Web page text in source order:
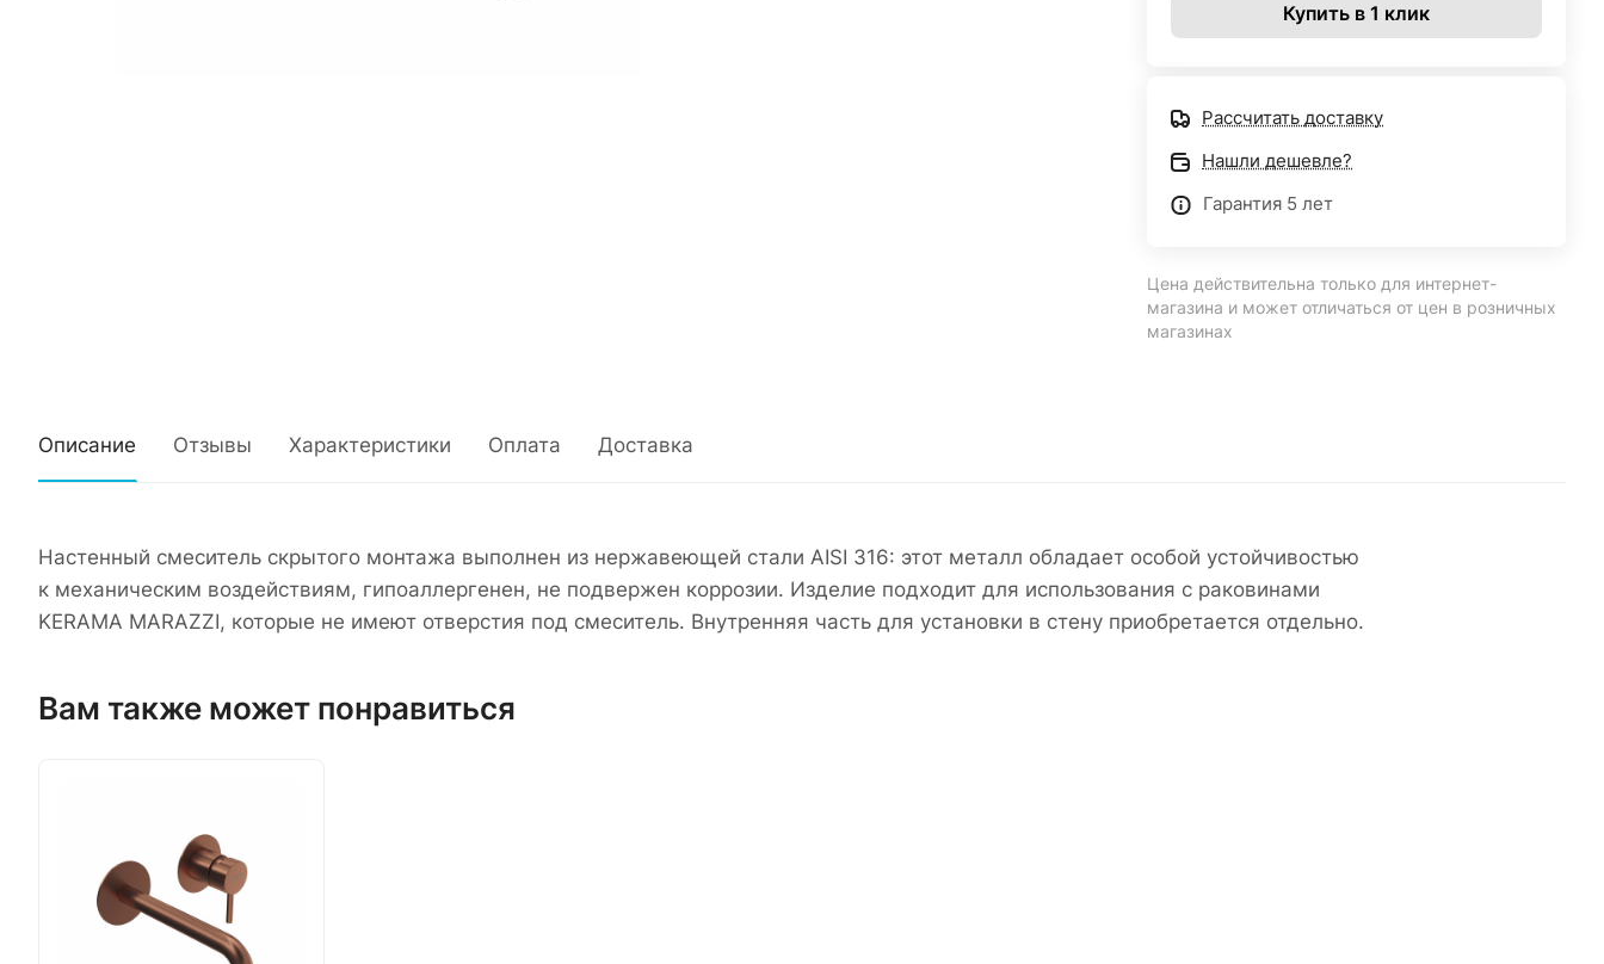
Купить в 1 клик
Рассчитать доставку
Нашли дешевле?
Гарантия 5 лет
Цена действительна только для интернет-
магазина и может отличаться от цен в розничных
магазинах
Описание Отзывы Характеристики Оплата Доставка
Настенный смеситель скрытого монтажа выполнен из нержавеющей стали AISI 316: этот металл обладает особой устойчивостью
к механическим воздействиям, гипоаллергенен, не подвержен коррозии. Изделие подходит для использования с раковинами
KERAMA MARAZZI, которые не имеют отверстия под смеситель. Внутренняя часть для установки в стену приобретается отдельно.
Вам также может понравиться